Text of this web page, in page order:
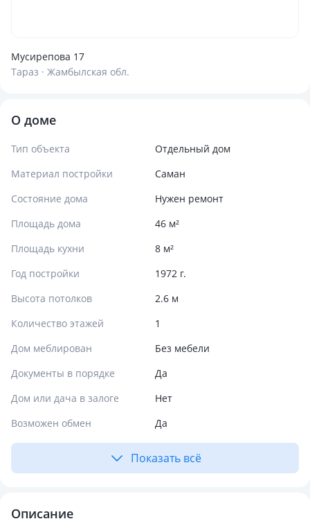
Мусирепова 17
Тараз · Жамбылская обл.
О доме
Тип объекта
Отдельный дом
Материал постройки
Саман
Состояние дома
Нужен ремонт
Площадь дома
46 м²
Площадь кухни
8 м²
Год постройки
1972 г.
Высота потолков
2.6 м
Количество этажей
1
Дом меблирован
Без мебели
Документы в порядке
Да
Дом или дача в залоге
Нет
Возможен обмен
Да
Показать всё
Описание